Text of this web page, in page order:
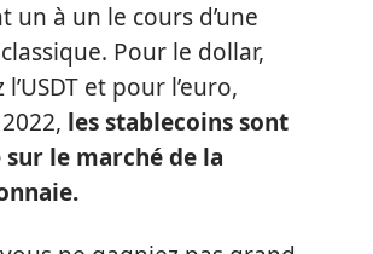
un à un le cours d’une
Pour le dollar,
et pour l’euro,
2022, les stablecoins sont
sur le marché de la